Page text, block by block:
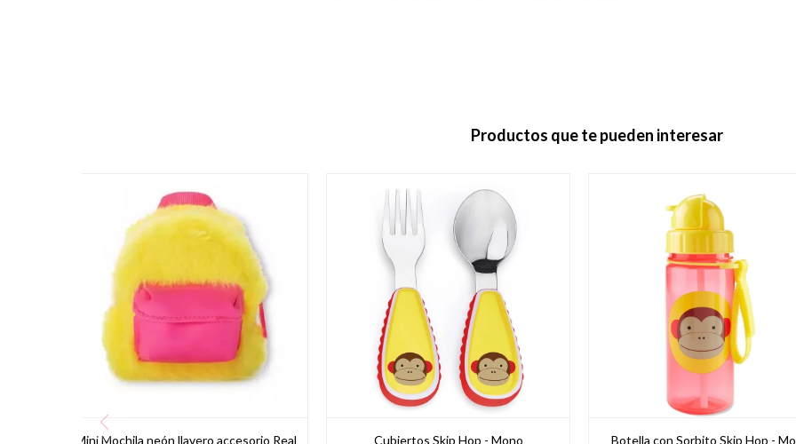
Productos que te pueden interesar
Mini Mochila neón llavero accesorio Real Cubiertos Skip Hop - Mono Botella con Sorbito Skip Hop -